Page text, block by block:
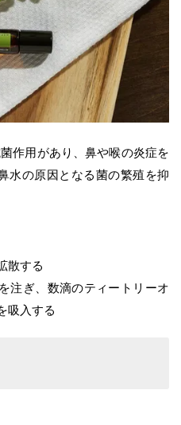
作用があり、鼻や喉の炎症を
水の原因となる菌の繁殖を抑
散する
注ぎ、数滴のティートリーオ
吸入する